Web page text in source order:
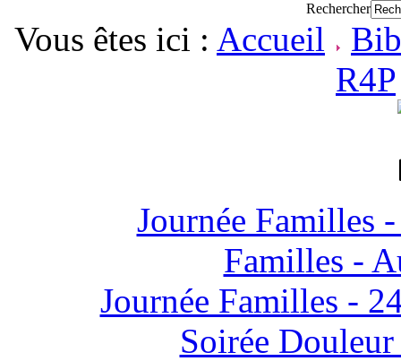
Rechercher
Vous êtes ici : Accueil
R4P
Journée Familles
Familles -
Journée Familles -
Soirée